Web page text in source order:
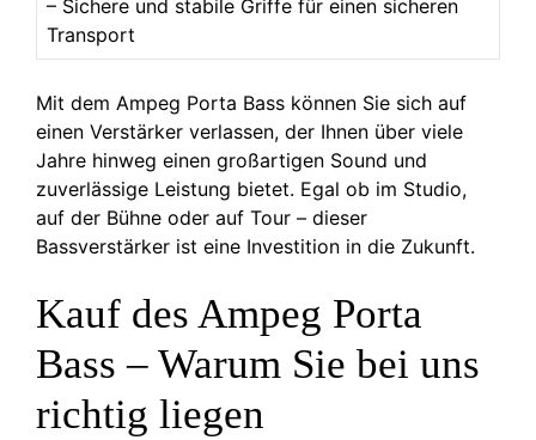
– Sichere und stabile Griffe für einen sicheren
Transport
Mit dem Ampeg Porta Bass können Sie sich auf
einen Verstärker verlassen, der Ihnen über viele
Jahre hinweg einen großartigen Sound und
zuverlässige Leistung bietet. Egal ob im Studio,
auf der Bühne oder auf Tour – dieser
Bassverstärker ist eine Investition in die Zukunft.
Kauf des Ampeg Porta
Bass – Warum Sie bei uns
richtig liegen